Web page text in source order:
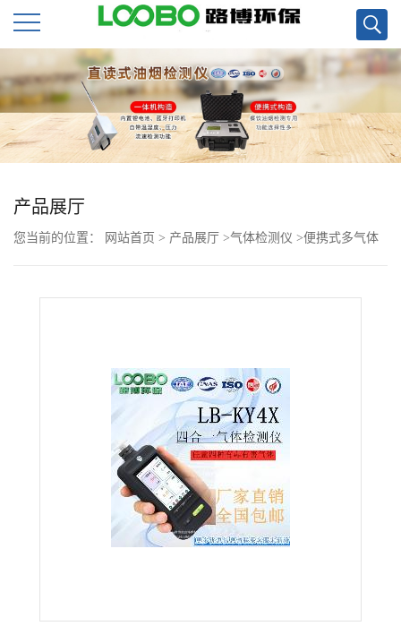
公
司
首
页
公
产品展厅
您当前的位置： 网站首页 > 产品展厅 >气体检测仪 >便携式多气体